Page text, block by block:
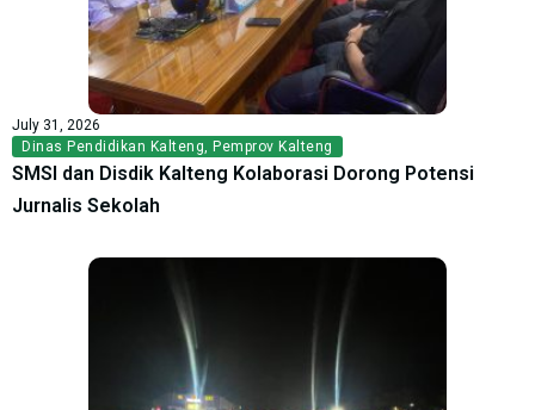
July 31, 2026
Dinas Pendidikan Kalteng, Pemprov Kalteng
SMSI dan Disdik Kalteng Kolaborasi Dorong Potensi
Jurnalis Sekolah